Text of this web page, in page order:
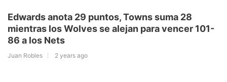
Edwards anota 29 puntos, Towns suma 28
mientras los Wolves se alejan para vencer 101-
86 a los Nets
Juan Robles 2 years ago